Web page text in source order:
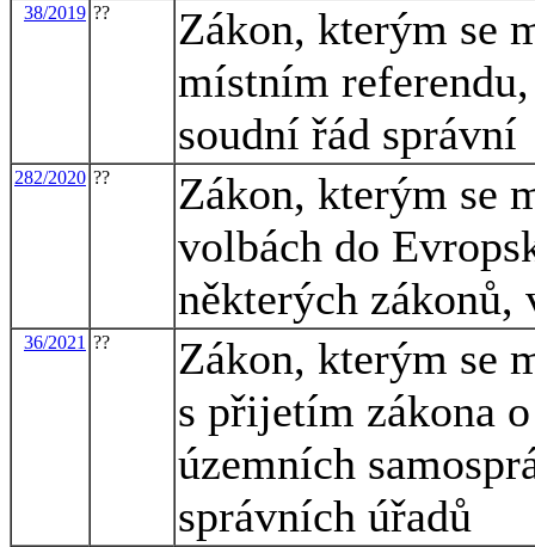
38/2019 ??
Zákon, kterým se
místním
soudní řád správní
282/2020 ??
Zákon, kterým se
volbách do
některých zákonů,
36/2021 ??
Zákon, kterým se
s přijetím zákona
územních
správních úřadů